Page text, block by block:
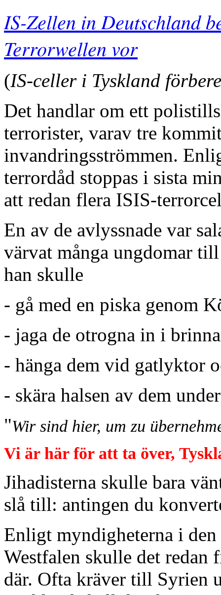
IS-Zellen in Deutschland
Terrorwellen vor
(IS-celler i Tyskland
Det handlar om ett
terrorister, varav tre
invandringsströmmen.
terrordåd stoppas i sista
att redan flera ISIS-
En av de avlyssnade var s
värvat många ungdomar
han skulle
- gå med en piska genom
- jaga de otrogna in i
- hänga dem vid gatlyktor
- skära halsen av dem
"Wir sind hier, um zu
Vi är här för att ta över,
Jihadisterna skulle bara
slå till: antingen du
Enligt myndigheterna i
Westfalen skulle det redan
där. Ofta kräver till Syrien